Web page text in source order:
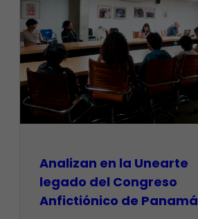
Analizan en la Unearte
legado del Congreso
Anfictiónico de Panamá